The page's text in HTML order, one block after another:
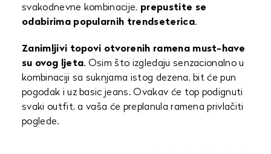
svakodnevne kombinacije, prepustite se
odabirima popularnih trendseterica.
Zanimljivi topovi otvorenih ramena must-have
su ovog ljeta. Osim što izgledaju senzacionalno u
kombinaciji sa suknjama istog dezena, bit će pun
pogodak i uz basic jeans. Ovakav će top podignuti
svaki outfit, a vaša će preplanula ramena privlačiti
poglede.